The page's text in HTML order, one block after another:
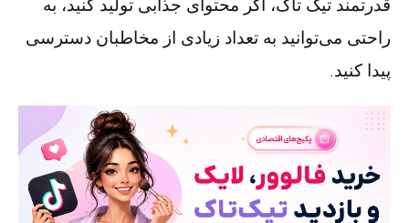
قدرتمند تیک تاک، اگر محتوای جذابی تولید کنید، به
راحتی می‌توانید به تعداد زیادی از مخاطبان دسترسی
پیدا کنید.